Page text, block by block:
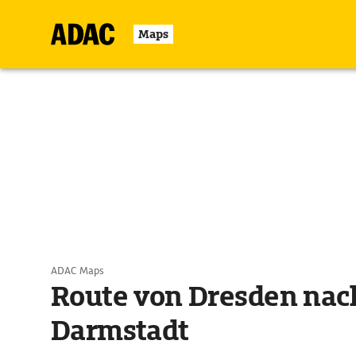
Maps
ADAC Maps
Route von Dresden
Darmstadt